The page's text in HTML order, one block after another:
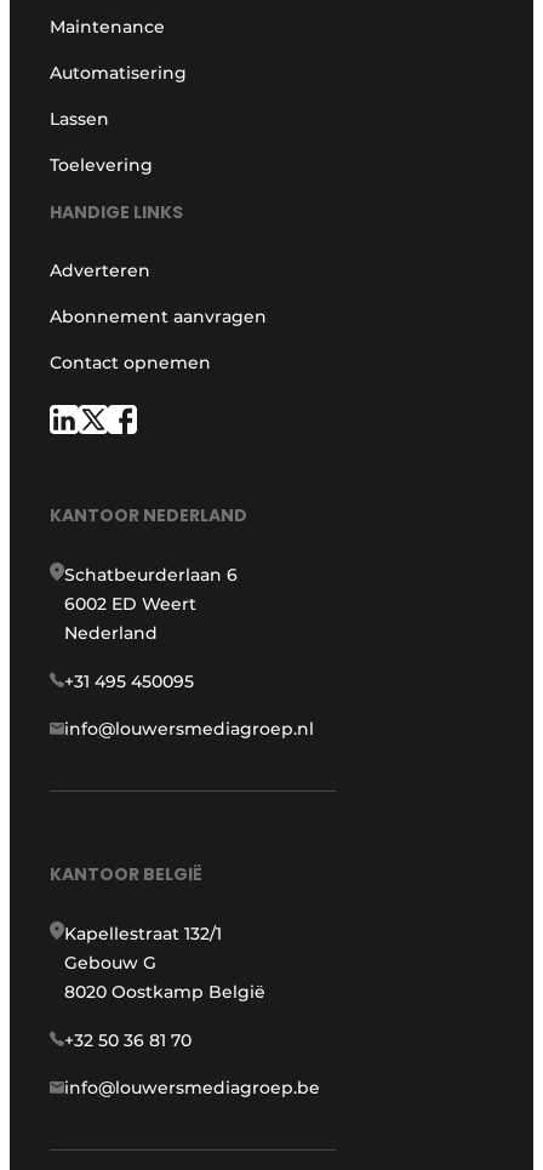
Maintenance
Automatisering
Lassen
Toelevering
HANDIGE LINKS
Adverteren
Abonnement aanvragen
Contact opnemen
KANTOOR NEDERLAND
Schatbeurderlaan 6
6002 ED Weert
Nederland
+31 495 450095
info@louwersmediagroep.nl
KANTOOR BELGIË
Kapellestraat 132/1
Gebouw G
8020 Oostkamp België
+32 50 36 81 70
info@louwersmediagroep.be